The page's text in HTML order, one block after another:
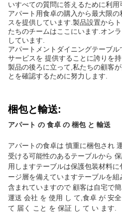
いすべての質問に答えるために利用
アパート用食卓の購入から最大限
スを提供しています.製品設置から
たちのチームはここにいます.オン
しています.
アパートメントダイニングテーブ
サービスを 提供することに誇りを
製品の後ろに立って,私たちの顧客
とを確認するために努力します.
梱包と輸送:
アパート の 食卓 の 梱包 と 輸送
アパートの食卓は 慎重に梱包され
受ける可能性のあるテーブルから
用しますテーブルは保護包装材料
ージ層を備えていますテーブルを
含まれていますので 顧客は自宅で
運送 会社 を 使用 し て,食卓 が 安
て 届く こと を 保証 し て い ます.